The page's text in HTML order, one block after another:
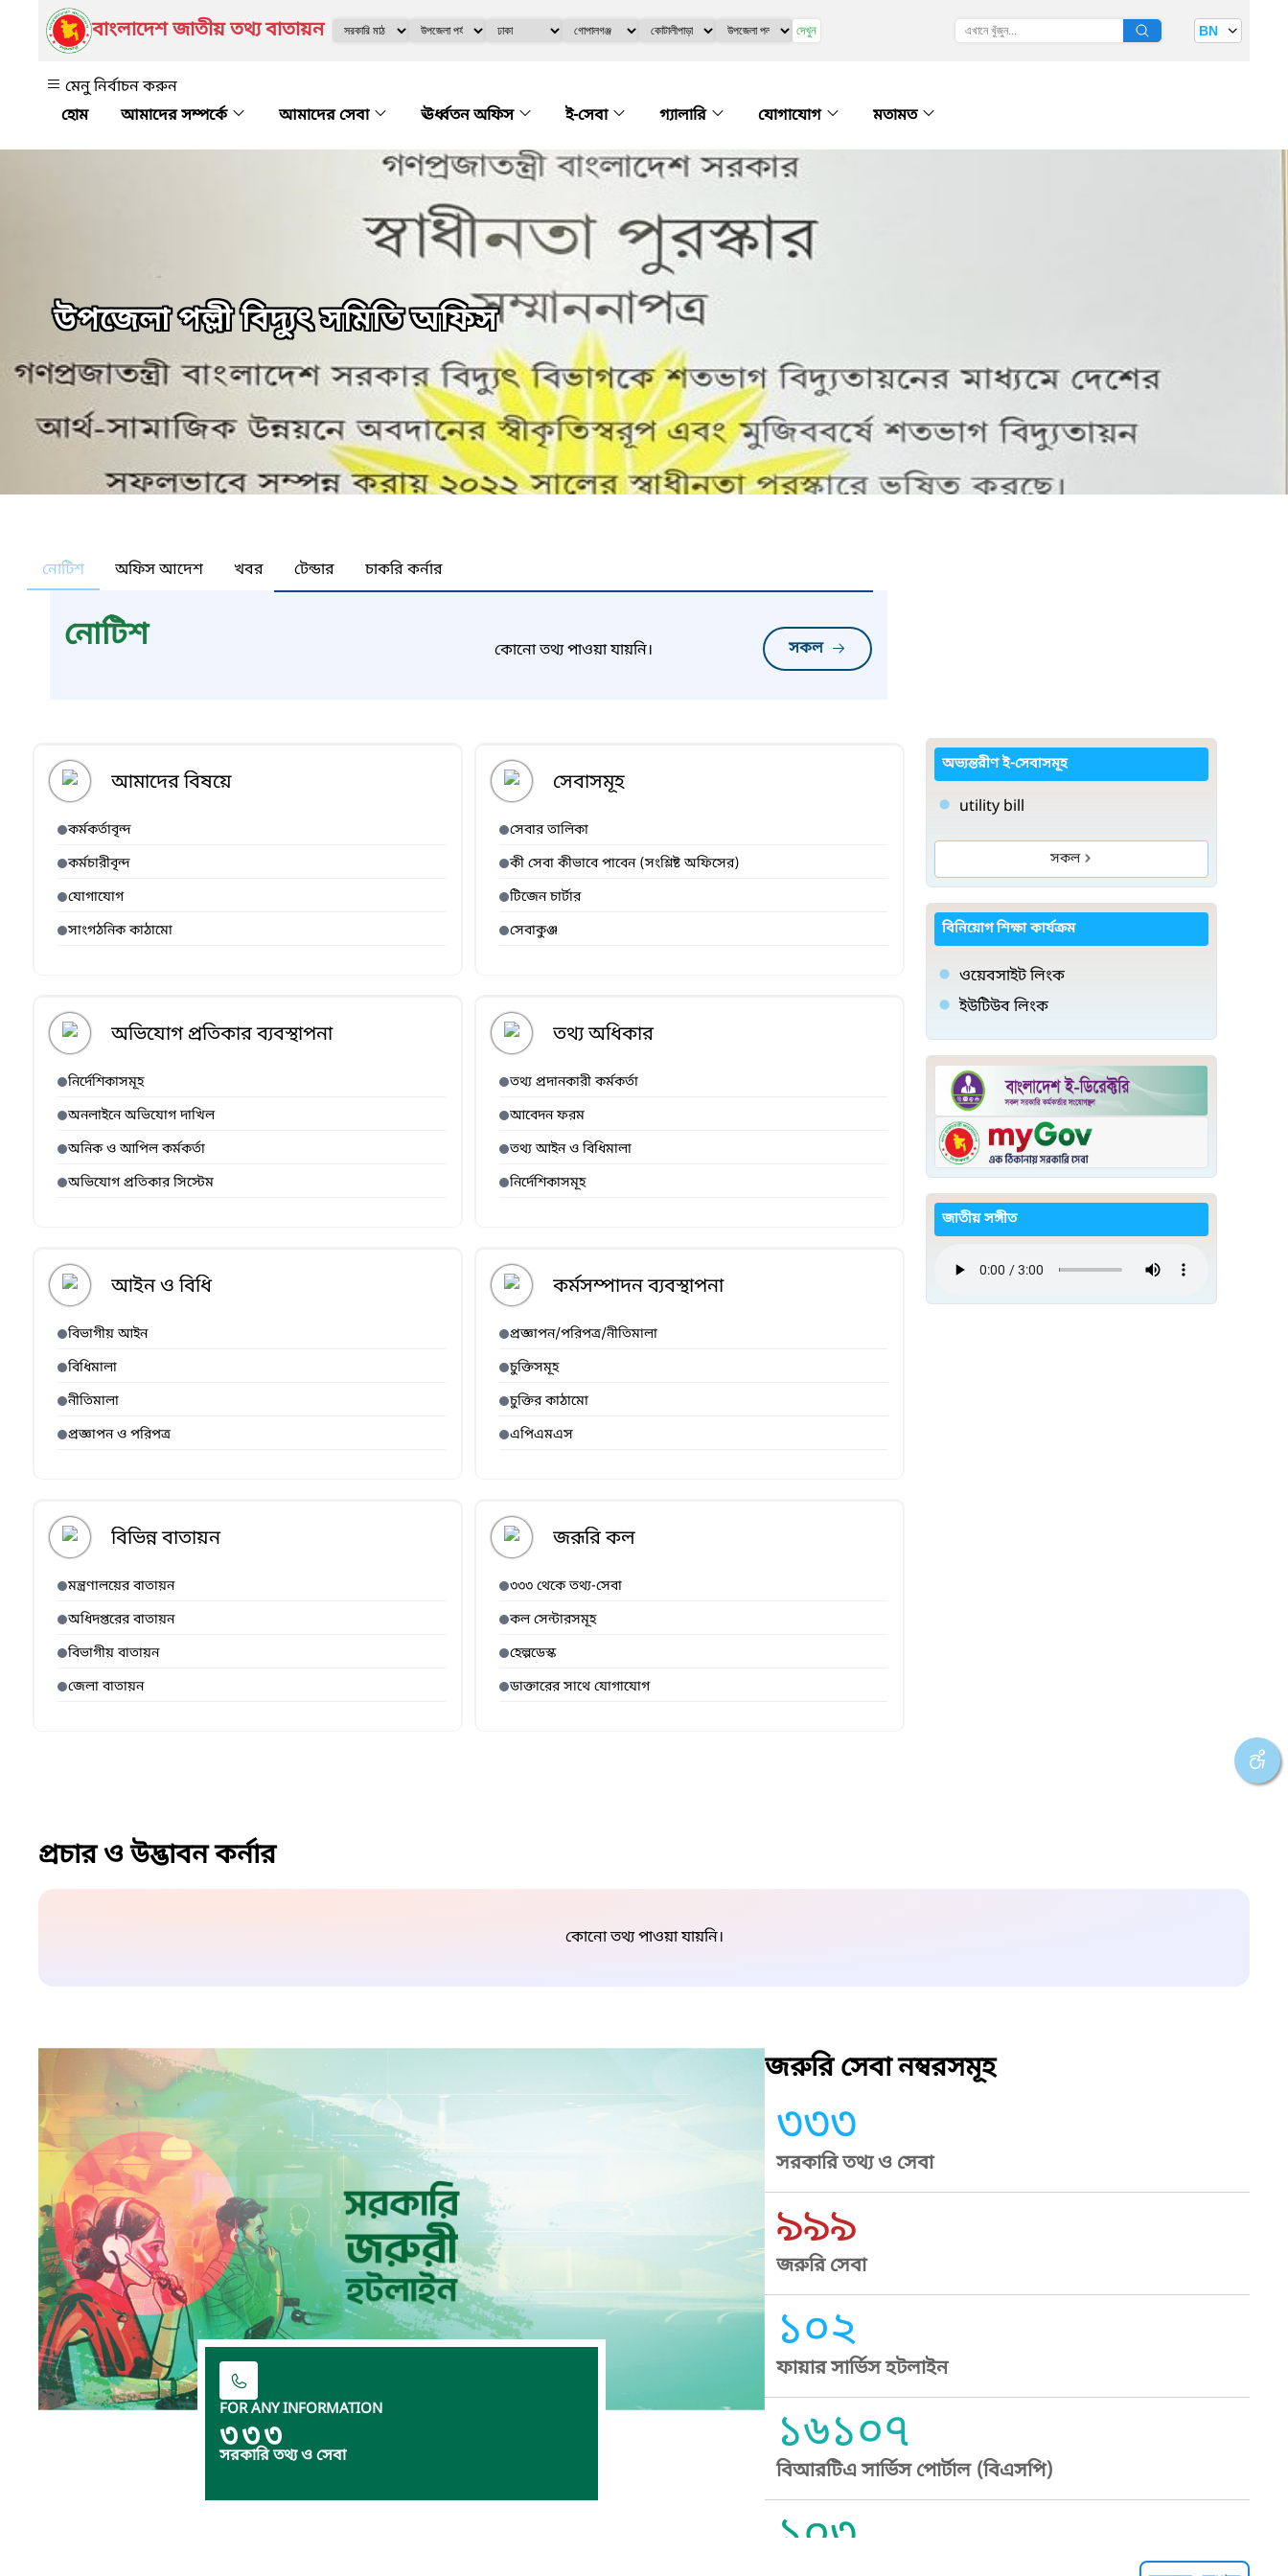
বাংলাদেশ জাতীয় তথ্য বাতায়ন দেখুন BN
মেনু নির্বাচন করুন
আমাদের সম্পর্কে
আমাদের সেবা ঊর্ধ্বতন অফিস ই-সেবা গ্যালারি যোগাযোগ মতামত
উপজেলা পল্লী বিদ্যুৎ সমিতি অফিস
নোটিশ অফিস আদেশ খবর টেন্ডার চাকরি কর্নার
নোটিশ সকল
কোনো তথ্য পাওয়া যায়নি।
আমাদের বিষয়ে
কর্মকর্তাবৃন্দ
কর্মচারীবৃন্দ
যোগাযোগ
সাংগঠনিক কাঠামো
সেবাসমূহ
সেবার তালিকা
কী সেবা কীভাবে পাবেন (সংশ্লিষ্ট অফিসের)
টিজেন চার্টার
সেবাকুঞ্জ
অভিযোগ প্রতিকার ব্যবস্থাপনা
নির্দেশিকাসমূহ
অনলাইনে অভিযোগ দাখিল
অনিক ও আপিল কর্মকর্তা
অভিযোগ প্রতিকার সিস্টেম
তথ্য অধিকার
তথ্য প্রদানকারী কর্মকর্তা
আবেদন ফরম
তথ্য আইন ও বিধিমালা
নির্দেশিকাসমূহ
আইন ও বিধি
বিভাগীয় আইন
বিধিমালা
নীতিমালা
প্রজ্ঞাপন ও পরিপত্র
কর্মসম্পাদন ব্যবস্থাপনা
প্রজ্ঞাপন/পরিপত্র/নীতিমালা
চুক্তিসমূহ
চুক্তির কাঠামো
এপিএমএস
বিভিন্ন বাতায়ন
মন্ত্রণালয়ের বাতায়ন
অধিদপ্তরের বাতায়ন
বিভাগীয় বাতায়ন
জেলা বাতায়ন
জরূরি কল
৩৩৩ থেকে তথ্য-সেবা
কল সেন্টারসমূহ
হেল্পডেস্ক
ডাক্তারের সাথে যোগাযোগ
অভ্যন্তরীণ ই-সেবাসমূহ
utility bill
সকল
বিনিয়োগ শিক্ষা কার্যক্রম
ওয়েবসাইট লিংক
ইউটিউব লিংক
জাতীয় সঙ্গীত
প্রচার ও উদ্ভাবন কর্নার
কোনো তথ্য পাওয়া যায়নি।
FOR ANY INFORMATION
৩৩৩
সরকারি তথ্য ও সেবা
জরুরি সেবা নম্বরসমূহ
৩৩৩
সরকারি তথ্য ও সেবা
৯৯৯
জরুরি সেবা
১০২
ফায়ার সার্ভিস হটলাইন
১৬১০৭
বিআরটিএ সার্ভিস পোর্টাল (বিএসপি)
১০৩